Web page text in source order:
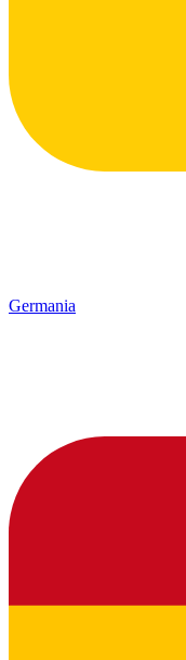
Germania